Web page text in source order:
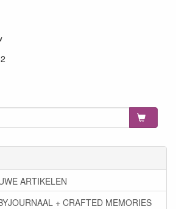
ARTIKELEN
+ CRAFTED MEMORIES